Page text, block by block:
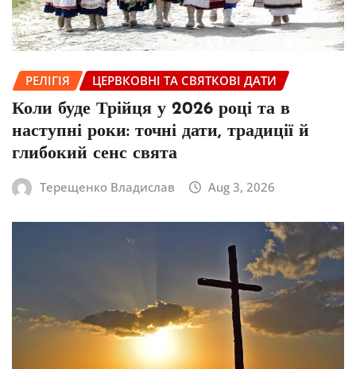
РЕЛІГІЯ ЦЕРВКОВНІ ТА СВЯТКОВІ ДАТИ
Коли буде Трійця у 2026 році та в
наступні роки: точні дати, традиції й
глибокий сенс свята
Терещенко Владислав Aug 3, 2026